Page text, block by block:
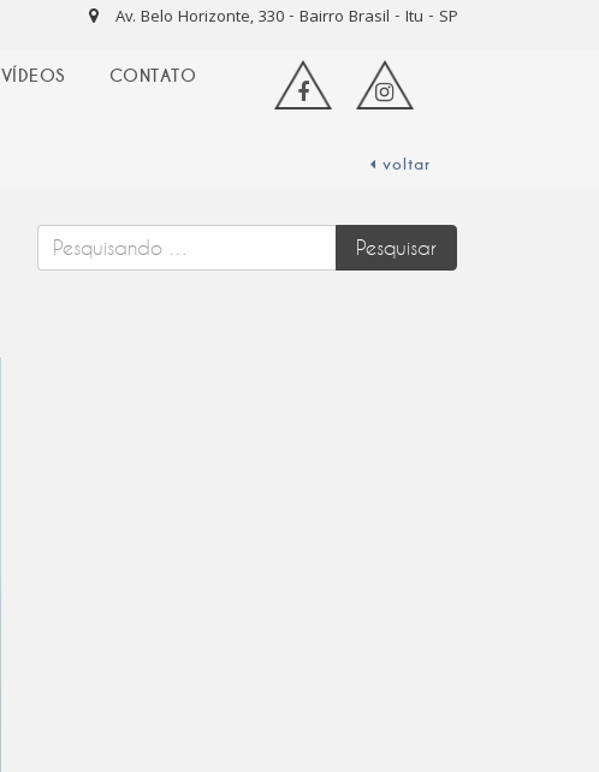
Av. Belo Horizonte, 330 - Bairro Brasil - Itu - SP
voltar
VÍDEOS CONTATO